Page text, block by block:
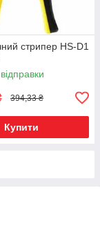
стрипер HS-D1
394,33 ₴
Купити